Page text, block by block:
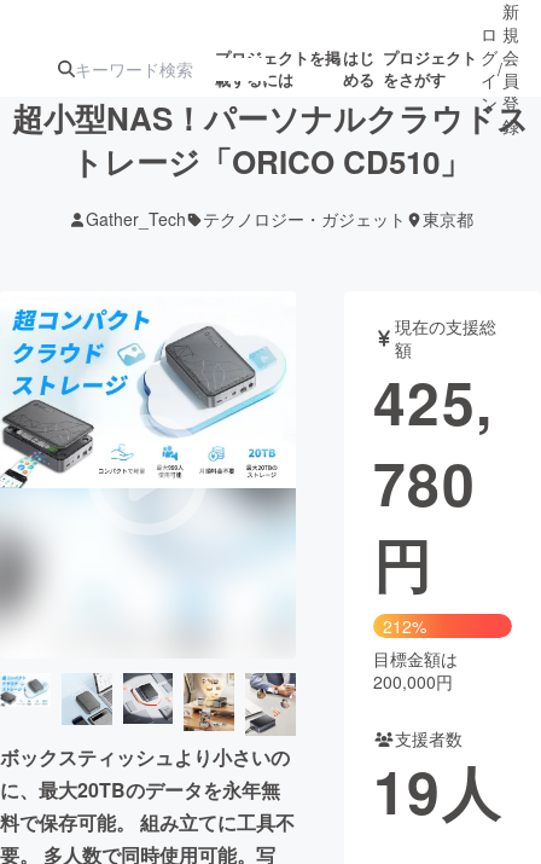
プロジェクトを掲
載するには
はじ
める
プロジェクト
をさがす
ターン
ジェクト
ロジェクト
もうすぐ公開
されます
アート・写真 音楽
テクノロジー・ガジェット ゲーム・サ
映像・映画
CAMPFIRE Creation
CAMPFIREふるさと納税machi-ya コミュニティ
ロ
グ
イ
ン
/
新
規
会
員
登
録
超小型NAS！パーソナルクラウドス
トレージ「ORICO CD510」
Gather_Tech テクノロジー・ガジェット 東京都
ボックスティッシュより小さいの
に、最大20TBのデータを永年無
料で保存可能。 組み立てに工具不
要。 多人数で同時使用可能。写
現在の支援総
額
425,
780
円
212%
目標金額は
200,000円
支援者数
19人